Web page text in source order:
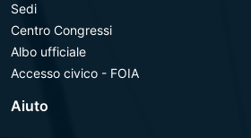
Sedi
Centro Congressi
Albo ufficiale
Accesso civico - FOIA
Aiuto